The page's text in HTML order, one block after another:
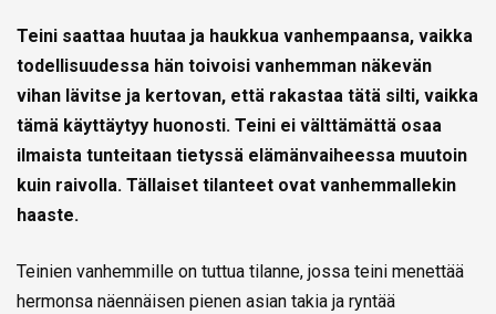
Teini saattaa huutaa ja haukkua vanhempaansa, vaikka
todellisuudessa hän toivoisi vanhemman näkevän
vihan lävitse ja kertovan, että rakastaa tätä silti, vaikka
tämä käyttäytyy huonosti. Teini ei välttämättä osaa
ilmaista tunteitaan tietyssä elämänvaiheessa muutoin
kuin raivolla. Tällaiset tilanteet ovat vanhemmallekin
haaste.
Teinien vanhemmille on tuttua tilanne, jossa teini menettää
hermonsa näennäisen pienen asian takia ja ryntää